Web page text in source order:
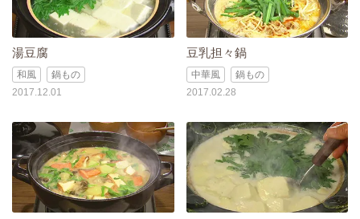
湯豆腐
和風
鍋もの
2017.12.01
豆乳担々鍋
中華風
鍋もの
2017.02.28